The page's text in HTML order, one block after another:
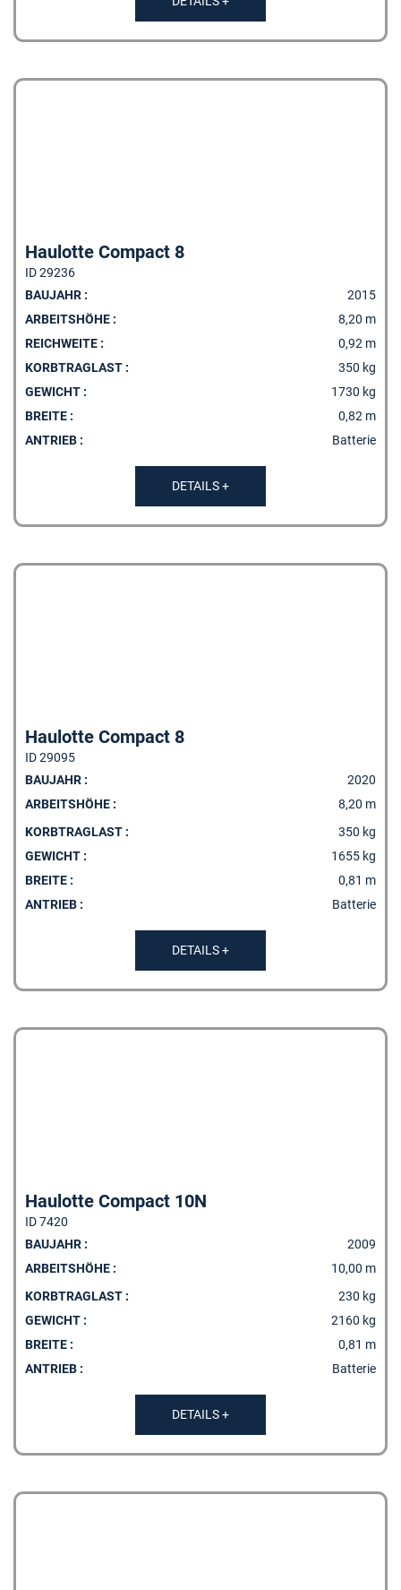
Haulotte Compact 8
ID 29236
BAUJAHR :
2015
ARBEITSHÖHE :
8,20 m
REICHWEITE :
0,92 m
KORBTRAGLAST :
350 kg
GEWICHT :
1730 kg
BREITE :
0,82 m
ANTRIEB :
Batterie
DETAILS +
Haulotte Compact 8
ID 29095
BAUJAHR :
2020
ARBEITSHÖHE :
8,20 m
KORBTRAGLAST :
350 kg
GEWICHT :
1655 kg
BREITE :
0,81 m
ANTRIEB :
Batterie
DETAILS +
Haulotte Compact 10N
ID 7420
BAUJAHR :
2009
ARBEITSHÖHE :
10,00 m
KORBTRAGLAST :
230 kg
GEWICHT :
2160 kg
BREITE :
0,81 m
ANTRIEB :
Batterie
DETAILS +